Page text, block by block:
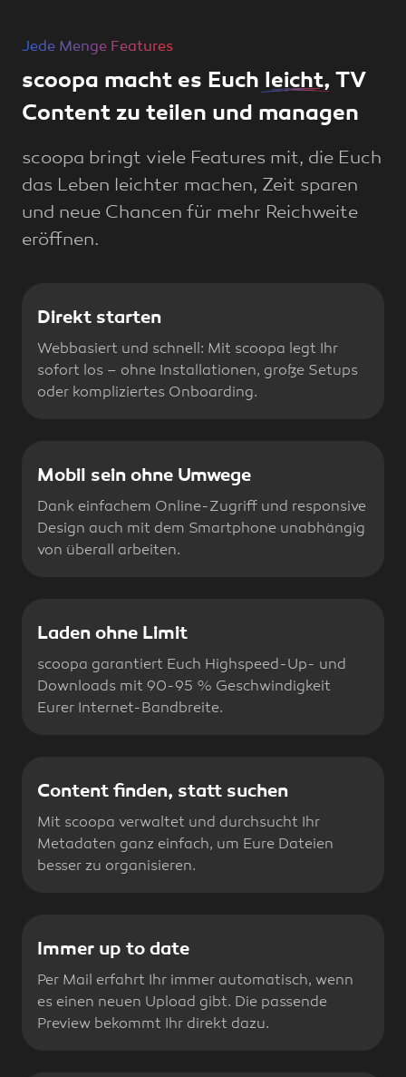
Jede Menge Features
scoopa macht es Euch leicht, TV
Content zu teilen und managen
scoopa bringt viele Features mit, die Euch
das Leben leichter machen, Zeit sparen
und neue Chancen für mehr Reichweite
eröffnen.
Direkt starten
Webbasiert und schnell: Mit scoopa legt Ihr
sofort los – ohne Installationen, große Setups
oder kompliziertes Onboarding.
Mobil sein ohne Umwege
Dank einfachem Online-Zugriff und responsive
Design auch mit dem Smartphone unabhängig
von überall arbeiten.
Laden ohne Limit
scoopa garantiert Euch Highspeed-Up- und
Downloads mit 90-95 % Geschwindigkeit
Eurer Internet-Bandbreite.
Content finden, statt suchen
Mit scoopa verwaltet und durchsucht Ihr
Metadaten ganz einfach, um Eure Dateien
besser zu organisieren.
Immer up to date
Per Mail erfahrt Ihr immer automatisch, wenn
es einen neuen Upload gibt. Die passende
Preview bekommt Ihr direkt dazu.